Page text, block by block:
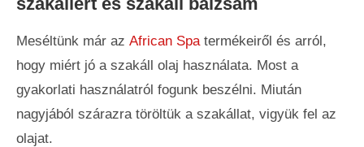
Meséltünk már az African Spa termékeiről és arról,
hogy miért jó a szakáll olaj használata. Most a
gyakorlati használatról fogunk beszélni. Miután
nagyjából szárazra töröltük a szakállat, vigyük fel az
olajat.